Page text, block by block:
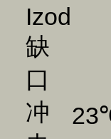
Izod
缺
口
冲